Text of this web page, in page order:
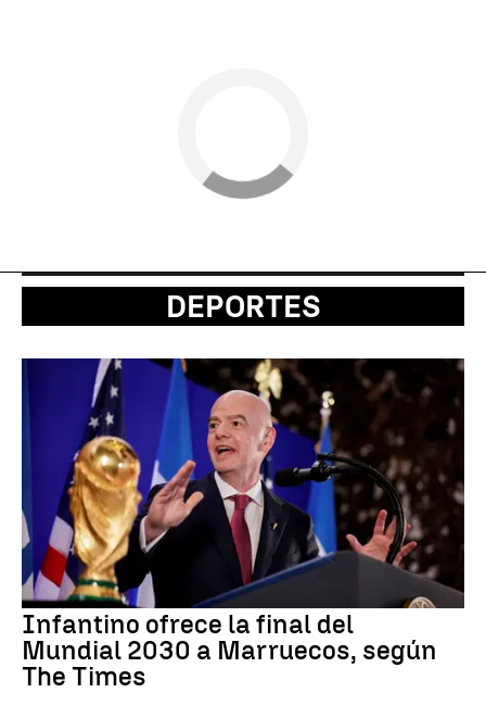
DEPORTES
Infantino ofrece la final del
Mundial 2030 a Marruecos, según
The Times